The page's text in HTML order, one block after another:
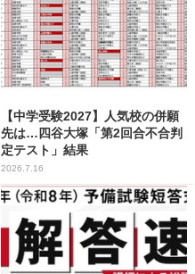
【中学受験2027】人気校の併願
先は…四谷大塚「第2回合不合判
定テスト」結果
2026.7.16